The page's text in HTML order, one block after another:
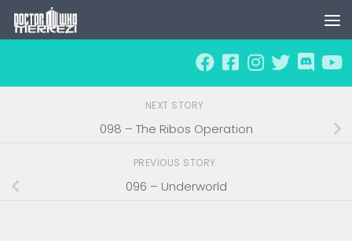
Skip to content
NEXT STORY
098 – The Ribos Operation
PREVIOUS STORY
096 – Underworld